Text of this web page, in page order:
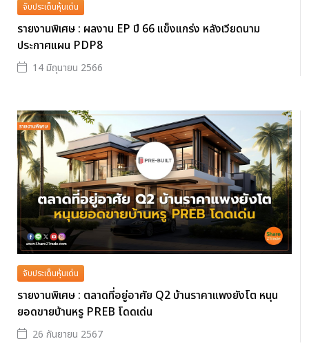
จับประเด็นหุ้นเด่น
รายงานพิเศษ : ผลงาน EP ปี 66 แข็งแกร่ง หลังเวียดนาม
ประกาศแผน PDP8
14 มิถุนายน 2566
จับประเด็นหุ้นเด่น
รายงานพิเศษ : ตลาดที่อยู่อาศัย Q2 บ้านราคาแพงยังโต หนุน
ยอดขายบ้านหรู PREB โดดเด่น
26 กันยายน 2567